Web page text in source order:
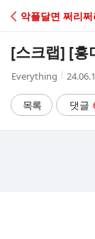
C
A
악플달면 쩌리
[스크랩] [흥
작
자
Everything
작
시
간
목록 댓글